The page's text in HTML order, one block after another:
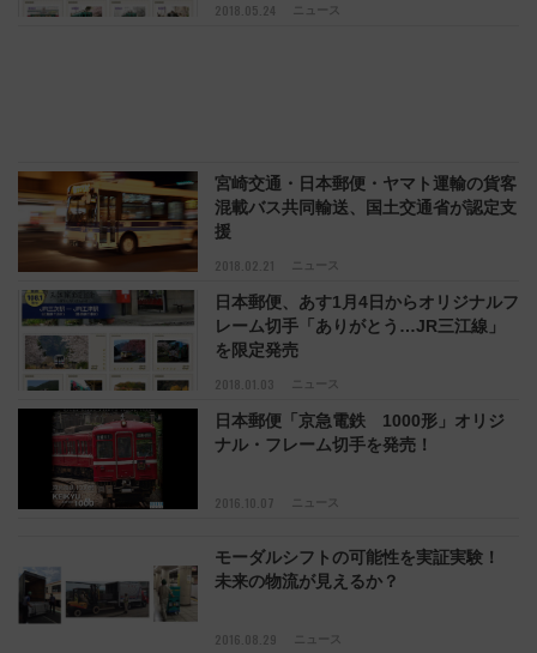
2018.05.24 ニュース
2018.02.21 ニュース
宮崎交通・日本郵便・ヤマト運輸の貨客
混載バス共同輸送、国土交通省が認定支
援
2018.01.03 ニュース
日本郵便、あす1月4日からオリジナルフ
レーム切手「ありがとう…JR三江線」
を限定発売
2016.10.07 ニュース
日本郵便「京急電鉄 1000形」オリジ
ナル・フレーム切手を発売！
2016.08.29 ニュース
モーダルシフトの可能性を実証実験！
未来の物流が見えるか？